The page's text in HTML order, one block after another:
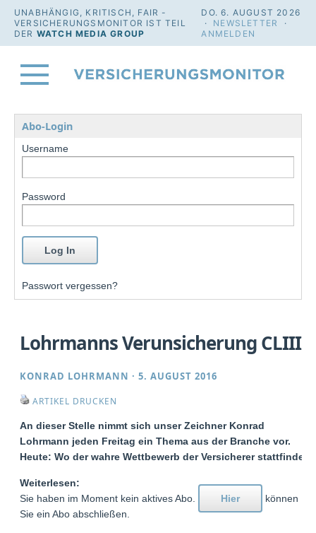
UNABHÄNGIG, KRITISCH, FAIR -
VERSICHERUNGSMONITOR IST TEIL
DER WATCH MEDIA GROUP
DO. 6. AUGUST 2026
· NEWSLETTER
·
ANMELDEN
Abo-Login
Username
Password
Passwort vergessen?
Lohrmanns Verunsicherung CLIII
KONRAD LOHRMANN ·5. AUGUST 2016
ARTIKEL DRUCKEN
An dieser Stelle nimmt sich unser Zeichner Konrad
Lohrmann jeden Freitag ein Thema aus der Branche vor.
Heute: Wo der wahre Wettbewerb der Versicherer stattfindet
Weiterlesen:
Sie haben im Moment kein aktives Abo.
Hier
können
Sie ein Abo abschließen.